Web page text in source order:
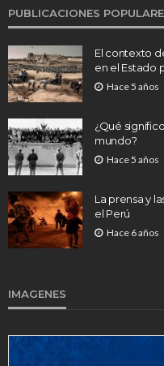
PUBLICACIONES
El contexto
en el Estado
Hace 5 años
¿Qué
mundo?
Hace 5 años
La prensa y
el Perú
Hace 6 años
IMAGENES